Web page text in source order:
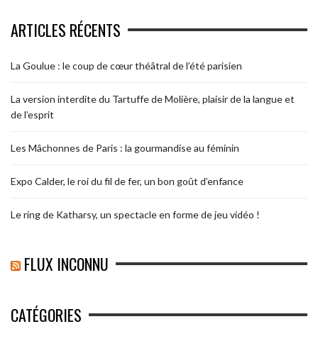
ARTICLES RÉCENTS
La Goulue : le coup de cœur théâtral de l’été parisien
La version interdite du Tartuffe de Molière, plaisir de la langue et
de l’esprit
Les Mâchonnes de Paris : la gourmandise au féminin
Expo Calder, le roi du fil de fer, un bon goût d’enfance
Le ring de Katharsy, un spectacle en forme de jeu vidéo !
FLUX INCONNU
CATÉGORIES